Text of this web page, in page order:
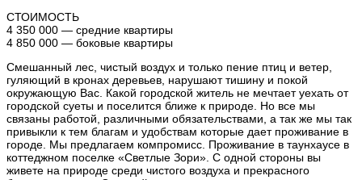
СТОИМОСТЬ
4 350 000 — средние квартиры
4 850 000 — боковые квартиры
Смешанный лес, чистый воздух и только пение птиц и ветер,
гуляющий в кронах деревьев, нарушают тишину и покой
окружающую Вас. Какой городской житель не мечтает уехать от
городской суеты и поселится ближе к природе. Но все мы
связаны работой, различными обязательствами, а так же мы так
привыкли к тем благам и удобствам которые дает проживание в
городе. Мы предлагаем компромисс. Проживание в таунхаусе в
коттеджном поселке «Светлые Зори». С одной стороны вы
живете на природе среди чистого воздуха и прекрасного